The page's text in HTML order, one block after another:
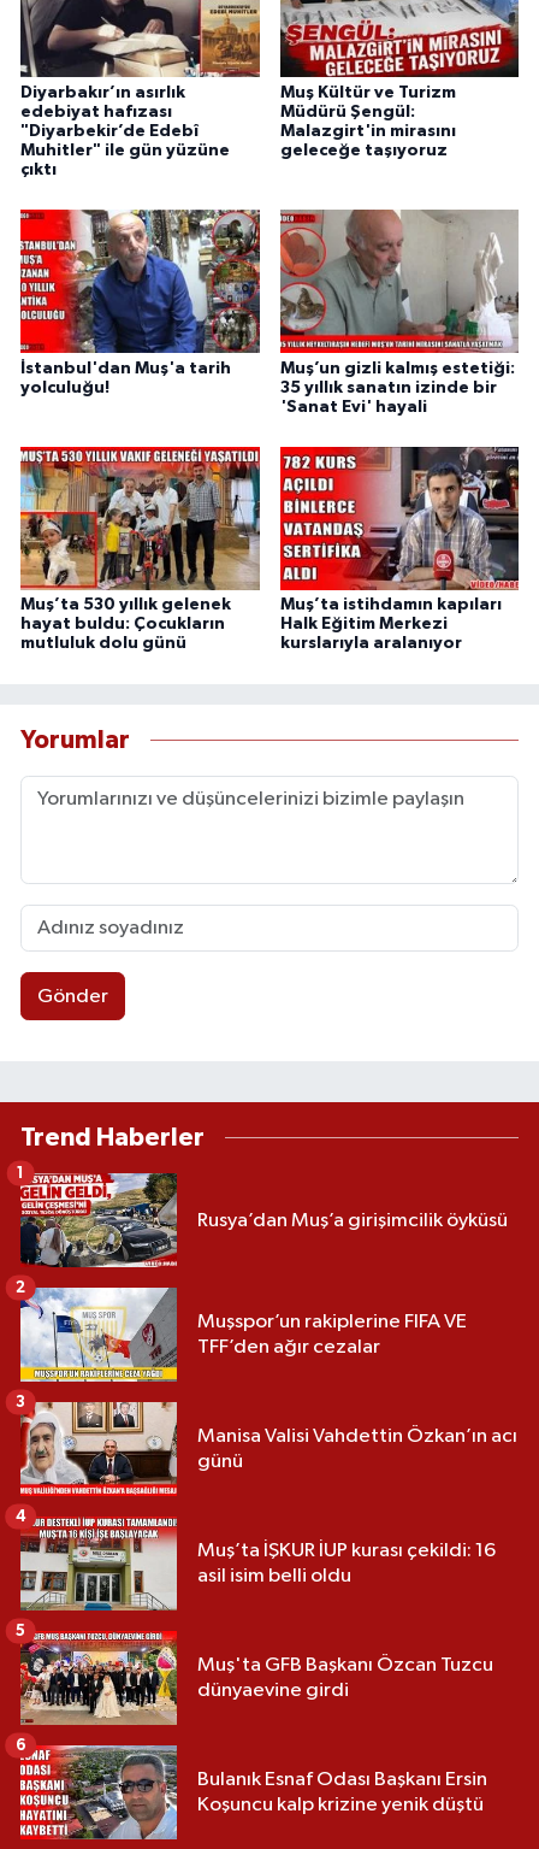
Diyarbakır’ın asırlık
edebiyat hafızası
"Diyarbekir’de Edebî
Muhitler" ile gün yüzüne
çıktı
Muş Kültür ve Turizm
Müdürü Şengül:
Malazgirt'in mirasını
geleceğe taşıyoruz
İstanbul'dan Muş'a tarih
yolculuğu!
Muş’un gizli kalmış estetiği:
35 yıllık sanatın izinde bir
'Sanat Evi' hayali
Muş’ta 530 yıllık gelenek
hayat buldu: Çocukların
mutluluk dolu günü
Muş’ta istihdamın kapıları
Halk Eğitim Merkezi
kurslarıyla aralanıyor
Yorumlar
Gönder
Trend Haberler
Rusya’dan Muş’a girişimcilik öyküsü
1
Muşspor’un rakiplerine FIFA VE
TFF’den ağır cezalar
2
Manisa Valisi Vahdettin Özkan’ın acı
günü
3
Muş’ta İŞKUR İUP kurası çekildi: 16
asil isim belli oldu
4
Muş'ta GFB Başkanı Özcan Tuzcu
dünyaevine girdi
5
Bulanık Esnaf Odası Başkanı Ersin
Koşuncu kalp krizine yenik düştü
6